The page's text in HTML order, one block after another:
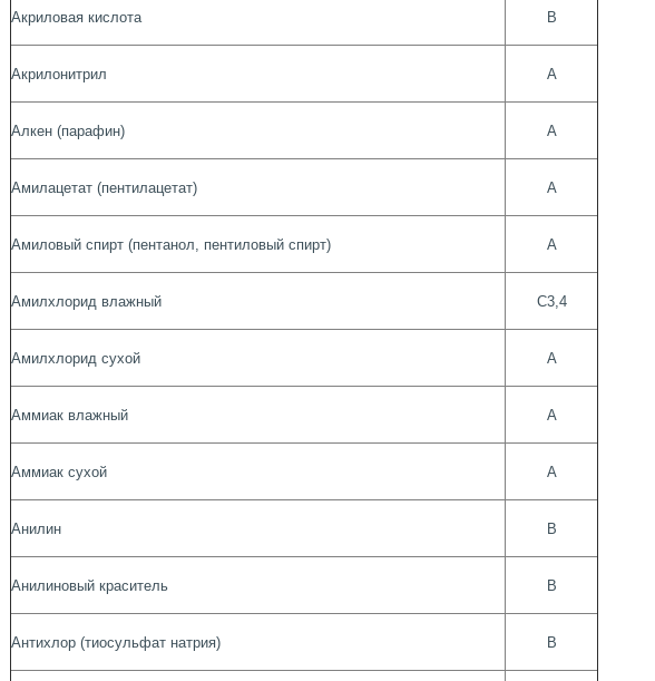
Акриловая кислота В
Акрилонитрил А
Алкен (парафин) А
Амилацетат (пентилацетат) А
Амиловый спирт (пентанол, пентиловый спирт) А
Амилхлорид влажный С3,4
Амилхлорид сухой А
Аммиак влажный А
Аммиак сухой А
Анилин В
Анилиновый краситель В
Антихлор (тиосульфат натрия) В